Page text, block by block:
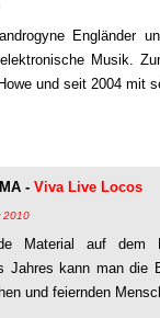
Engländer
Musik.
und seit 2004 mit
- Viva Live Locos
2010
Material auf dem
Jahres kann man die
und feiernden